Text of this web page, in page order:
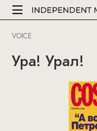
VOICE
Ура! Урал!